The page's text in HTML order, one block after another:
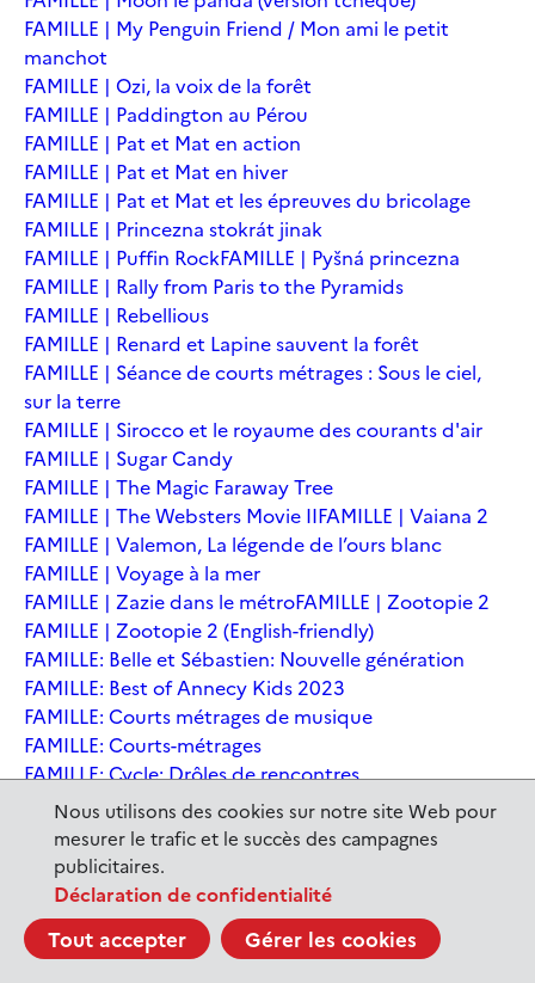
Nous utilisons des cookies sur notre site Web pour
mesurer le trafic et le succès des campagnes
publicitaires.
Déclaration de confidentialité
Tout accepter Gérer les cookies
FAMILLE | My Penguin Friend / Mon ami le petit
manchot
FAMILLE | Ozi, la voix de la forêt
FAMILLE | Paddington au Pérou
FAMILLE | Pat et Mat en action
FAMILLE | Pat et Mat en hiver
FAMILLE | Pat et Mat et les épreuves du bricolage
FAMILLE | Princezna stokrát jinak
FAMILLE | Puffin RockFAMILLE | Pyšná princezna
FAMILLE | Rally from Paris to the Pyramids
FAMILLE | Rebellious
FAMILLE | Renard et Lapine sauvent la forêt
FAMILLE | Séance de courts métrages : Sous le ciel,
sur la terre
FAMILLE | Sirocco et le royaume des courants d'air
FAMILLE | Sugar Candy
FAMILLE | The Magic Faraway Tree
FAMILLE | The Websters Movie IIFAMILLE | Vaiana 2
FAMILLE | Valemon, La légende de l’ours blanc
FAMILLE | Voyage à la mer
FAMILLE | Zazie dans le métroFAMILLE | Zootopie 2
FAMILLE | Zootopie 2 (English-friendly)
FAMILLE: Belle et Sébastien: Nouvelle génération
FAMILLE: Best of Annecy Kids 2023
FAMILLE: Courts métrages de musique
FAMILLE: Courts-métrages
FAMILLE: Cycle: Drôles de rencontres
FAMILLE: En sortant de l'école - Andrée Chedid
FAMILLE: Ernest et Célestine: Le voyage en Charabie
FAMILLE: Festival International du court métrage
Clermont-Ferrand
FAMILLE: Kina et Yuk, renards de la banquise
FAMILLE: La Pat' Patrouille : La Super Patrouille, le film